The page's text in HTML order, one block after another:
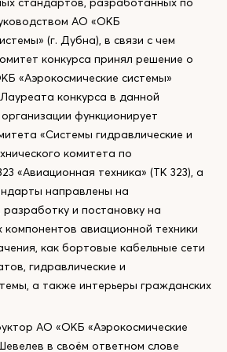
АО «ОКБ
(г. Дубна), в связи с чем
конкурса принял решение о
«Аэрокосмические системы»
конкурса в данной
функционирует
«Системы гидравлические и
комитета по
«Авиационная техника» (ТК 323), а
направлены на
и постановку на
компонентов авиационной техники
как бортовые кабельные сети
гидравлические и
а также интерьеры гражданских
АО «ОКБ «Аэрокосмические
в своём ответном слове